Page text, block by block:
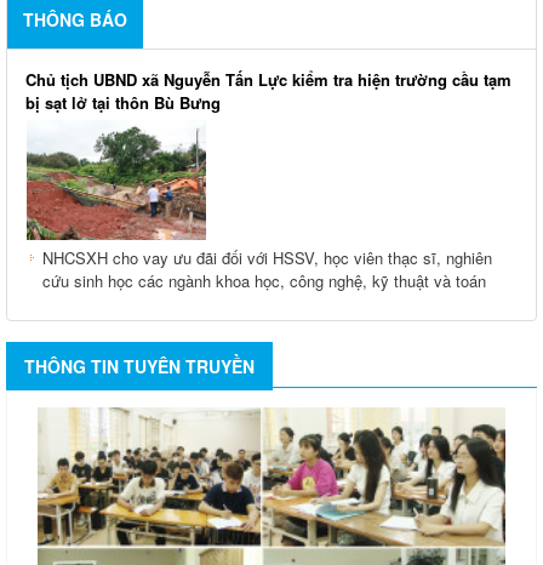
THÔNG BÁO
Chủ tịch UBND xã Nguyễn Tấn Lực kiểm tra hiện trường cầu tạm
bị sạt lở tại thôn Bù Bưng
NHCSXH cho vay ưu đãi đối với HSSV, học viên thạc sĩ, nghiên
cứu sinh học các ngành khoa học, công nghệ, kỹ thuật và toán
THÔNG TIN TUYÊN TRUYỀN